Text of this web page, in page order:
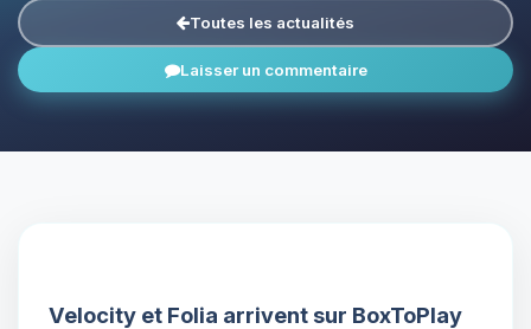
Toutes les actualités
Laisser un commentaire
Velocity et Folia arrivent sur BoxToPlay